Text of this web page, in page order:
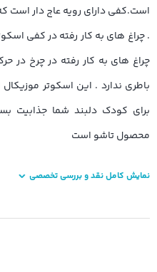
است.کفی دارای رویه عاج دار است
چراغ های به کار رفته در چرخ در
باطری ندارد . این اسکوتر
برای کودک دلبند شما جذابیت
محصول تاشو است
نمایش کامل نقد و بررسی تخصصی